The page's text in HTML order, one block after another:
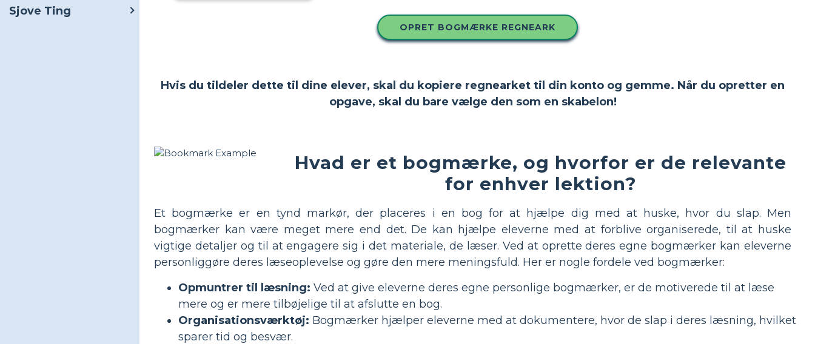
Sjove Ting
OPRET BOGMÆRKE REGNEARK
Hvis du tildeler dette til dine elever, skal du kopiere regnearket til din konto og gemme. Når du opretter en
opgave, skal du bare vælge den som en skabelon!
Hvad er et bogmærke, og hvorfor er de relevante
for enhver lektion?
Et bogmærke er en tynd markør, der placeres i en bog for at hjælpe dig med at huske, hvor du slap. Men
bogmærker kan være meget mere end det. De kan hjælpe eleverne med at forblive organiserede, til at huske
vigtige detaljer og til at engagere sig i det materiale, de læser. Ved at oprette deres egne bogmærker kan eleverne
personliggøre deres læseoplevelse og gøre den mere meningsfuld. Her er nogle fordele ved bogmærker:
Opmuntrer til læsning: Ved at give eleverne deres egne personlige bogmærker, er de motiverede til at læse
mere og er mere tilbøjelige til at afslutte en bog.
Organisationsværktøj: Bogmærker hjælper eleverne med at dokumentere, hvor de slap i deres læsning, hvilket
sparer tid og besvær.